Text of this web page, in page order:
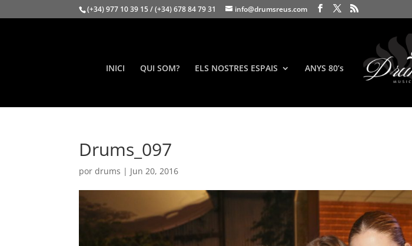
(+34) 977 10 39 15 / (+34) 678 84 79 31 info@drumsreus.com
INICI QUI SOM? ELS NOSTRES ESPAIS ANYS 80’s
Drums_097
pordrums | Jun 20, 2016